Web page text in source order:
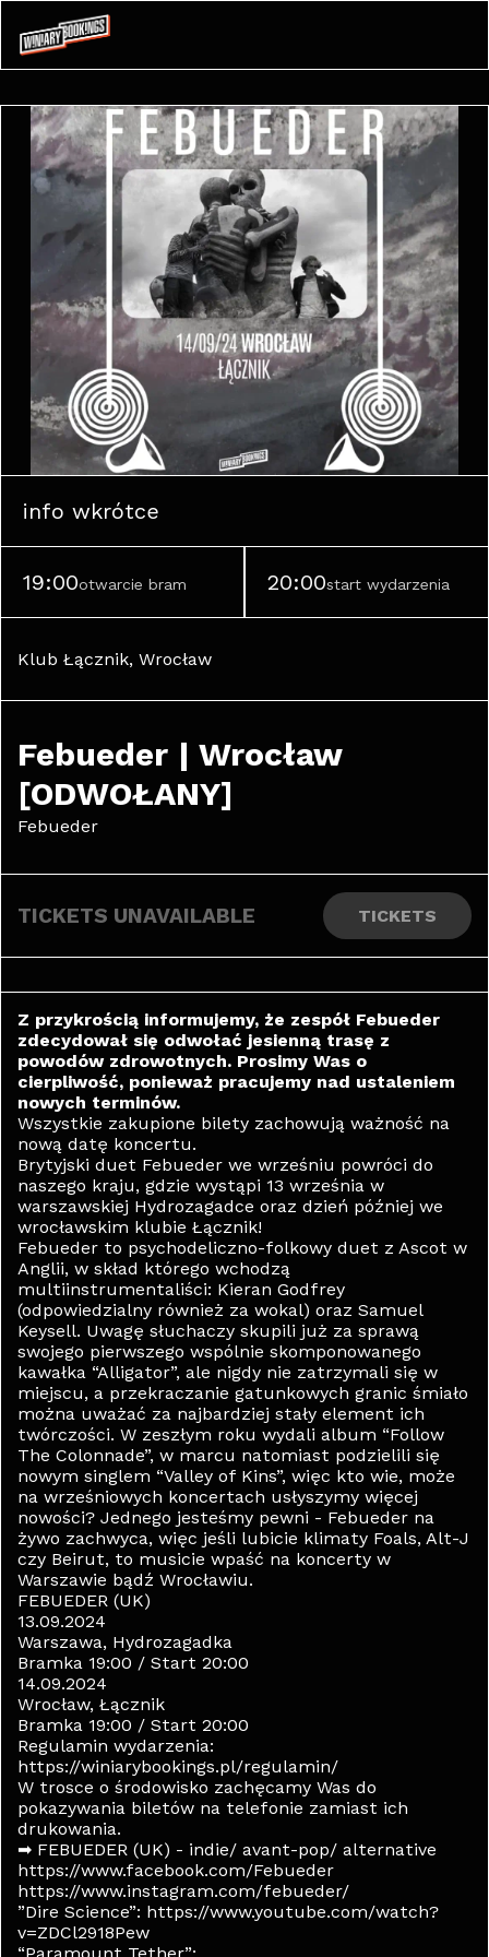
info wkrótce
19:00otwarcie bram 20:00start wydarzenia
Klub Łącznik, Wrocław
Febueder | Wrocław
[ODWOŁANY]
Febueder
TICKETS UNAVAILABLE TICKETS
Z przykrością informujemy, że zespół Febueder
zdecydował się odwołać jesienną trasę z
powodów zdrowotnych. Prosimy Was o
cierpliwość, ponieważ pracujemy nad ustaleniem
nowych terminów.
Wszystkie zakupione bilety zachowują ważność na
nową datę koncertu.
Brytyjski duet Febueder we wrześniu powróci do
naszego kraju, gdzie wystąpi 13 września w
warszawskiej Hydrozagadce oraz dzień później we
wrocławskim klubie Łącznik!
Febueder to psychodeliczno-folkowy duet z Ascot w
Anglii, w skład którego wchodzą
multiinstrumentaliści: Kieran Godfrey
(odpowiedzialny również za wokal) oraz Samuel
Keysell. Uwagę słuchaczy skupili już za sprawą
swojego pierwszego wspólnie skomponowanego
kawałka “Alligator”, ale nigdy nie zatrzymali się w
miejscu, a przekraczanie gatunkowych granic śmiało
można uważać za najbardziej stały element ich
twórczości. W zeszłym roku wydali album “Follow
The Colonnade”, w marcu natomiast podzielili się
nowym singlem “Valley of Kins”, więc kto wie, może
na wrześniowych koncertach usłyszymy więcej
nowości? Jednego jesteśmy pewni - Febueder na
żywo zachwyca, więc jeśli lubicie klimaty Foals, Alt-J
czy Beirut, to musicie wpaść na koncerty w
Warszawie bądź Wrocławiu.
FEBUEDER (UK)
13.09.2024
Warszawa, Hydrozagadka
Bramka 19:00 / Start 20:00
14.09.2024
Wrocław, Łącznik
Bramka 19:00 / Start 20:00
Regulamin wydarzenia:
https://winiarybookings.pl/regulamin/
W trosce o środowisko zachęcamy Was do
pokazywania biletów na telefonie zamiast ich
drukowania.
➡ FEBUEDER (UK) - indie/ avant-pop/ alternative
https://www.facebook.com/Febueder
https://www.instagram.com/febueder/
”Dire Science”: https://www.youtube.com/watch?
v=ZDCl2918Pew